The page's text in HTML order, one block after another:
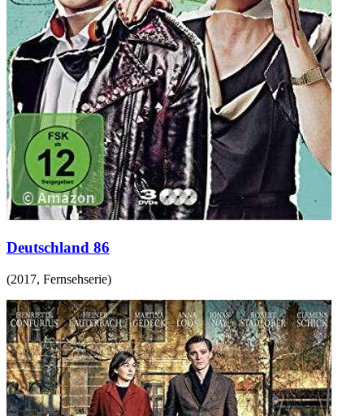
Deutschland 86
(2017, Fernsehserie)